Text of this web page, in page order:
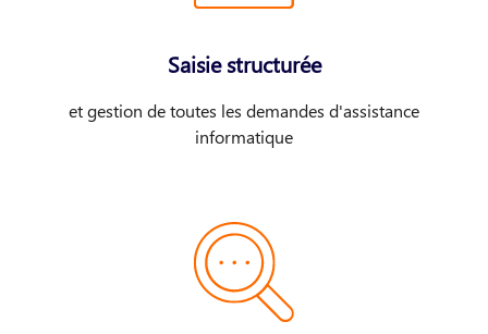
Saisie structurée
et gestion de toutes les demandes d'assistance
informatique